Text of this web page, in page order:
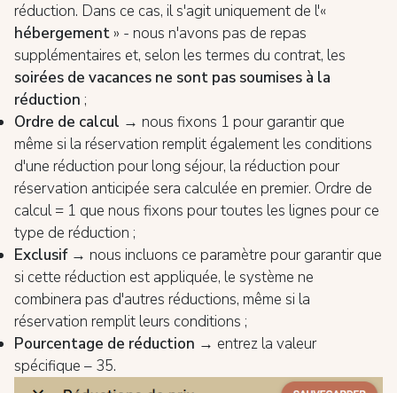
réduction. Dans ce cas, il s'agit uniquement de l'«
hébergement» - nous n'avons pas de repas
supplémentaires et, selon les termes du contrat, les
soirées de vacances ne sont pas soumises à la
réduction ;
Ordre de calcul → nous fixons 1 pour garantir que
même si la réservation remplit également les conditions
d'une réduction pour long séjour, la réduction pour
réservation anticipée sera calculée en premier. Ordre de
calcul = 1 que nous fixons pour toutes les lignes pour ce
type de réduction ;
Exclusif→ nous incluons ce paramètre pour garantir que
si cette réduction est appliquée, le système ne
combinera pas d'autres réductions, même si la
réservation remplit leurs conditions ;
Pourcentage de réduction → entrez la valeur
spécifique – 35.